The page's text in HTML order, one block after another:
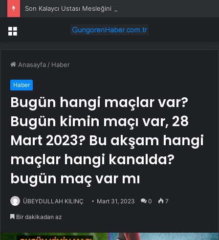
Son Kalaycı Ustası Mesleğini Yaşatmaya Çalışıyor
Menü
Anasayfa / Haber
Haber
Bugün hangi maçlar var?
Bugün kimin maçı var, 28
Mart 2023? Bu akşam hangi
maçlar hangi kanalda?
bugün maç var mı
ÜBEYDULLAH KILINÇ Mart 31, 2023 0 7
Bir dakikadan az